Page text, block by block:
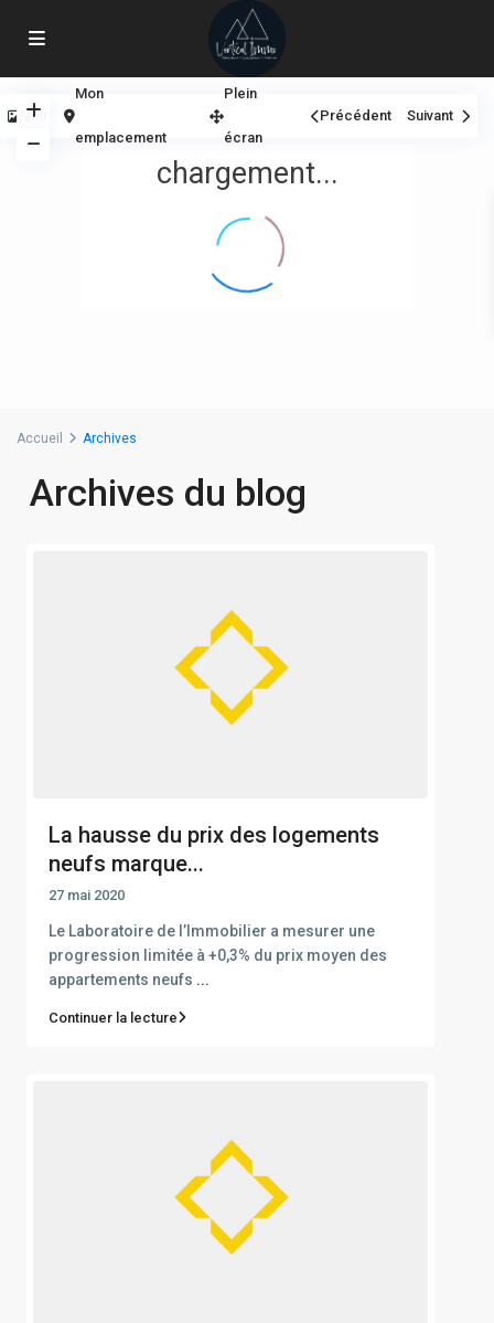
chargement...
Voir
Mon
emplacement
Plein
écran
Précédent Suivant
Accueil Archives
Archives du blog
La hausse du prix des logements
neufs marque...
27 mai 2020
Le Laboratoire de l’Immobilier a mesurer une
progression limitée à +0,3% du prix moyen des
appartements neufs ...
Continuer la lecture